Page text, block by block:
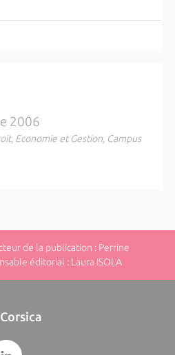
2006
Economie et Gestion, Campus
de la publication : Perrine
éditorial : Laura ISOLA